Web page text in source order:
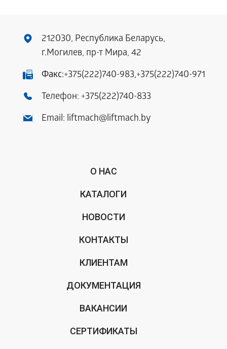
212030, Республика Беларусь,
г.Могилев, пр-т Мира, 42
Факс:+375(222)740-983,+375(222)740-971
Телефон: +375(222)740-833
Email: liftmach@liftmach.by
О НАС
КАТАЛОГИ
НОВОСТИ
КОНТАКТЫ
КЛИЕНТАМ
ДОКУМЕНТАЦИЯ
ВАКАНСИИ
СЕРТИФИКАТЫ